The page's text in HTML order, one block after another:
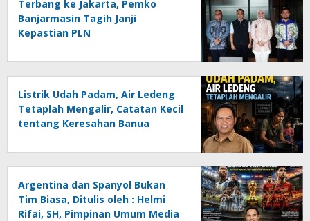
Terbang ke Jakarta, Pemko
Banjarmasin Tagih Janji
Kepastian PLN
Listrik Udah Padam, Air Ledeng
Tetaplah Mengalir, Catatan Kecil
tentang Keresahan Banua
Ancaman Lingkungan, Oleh :
Helmi Rifai, SH
Argentina dan Spanyol Bukan
Tim Biasa, Ditulis oleh : Helmi
Rifai, SH, Pimpinan Umum Media